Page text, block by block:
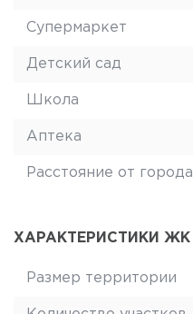
Супермаркет
Детский сад
Школа
Аптека
Расстояние от города
ХАРАКТЕРИСТИКИ ЖК
Размер территории